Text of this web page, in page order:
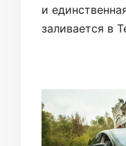
и
заливается в